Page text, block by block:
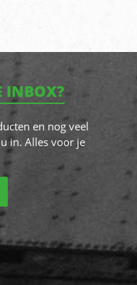
INBOX?
en nog veel
in. Alles voor je